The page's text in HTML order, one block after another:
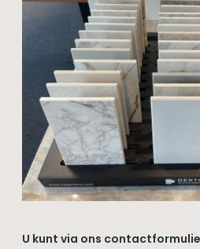
U kunt via ons